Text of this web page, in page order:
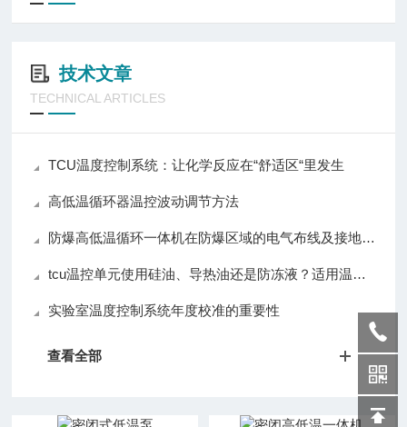
技术文章
TECHNICAL ARTICLES
TCU温度控制系统：让化学反应在“舒适区“里发生
高低温循环器温控波动调节方法
防爆高低温循环一体机在防爆区域的电气布线及接地要求
tcu温控单元使用硅油、导热油还是防冻液？适用温度解析
实验室温度控制系统年度校准的重要性
查看全部